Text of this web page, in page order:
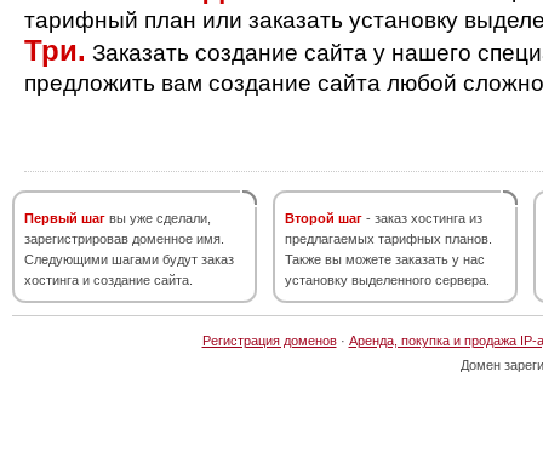
тарифный план или заказать установку
Три. Заказать создание сайта у нашего
предложить вам создание сайта любой
Первый шаг вы уже сделали,
зарегистрировав доменное имя.
Следующими шагами будут заказ
хостинга и создание сайта.
Второй шаг - заказ хостинга из
предлагаемых тарифных планов.
Также вы можете заказать у нас
установку выделенного сервера.
Регистрация доменов· Аренда, покупка и продажа IP-
Домен